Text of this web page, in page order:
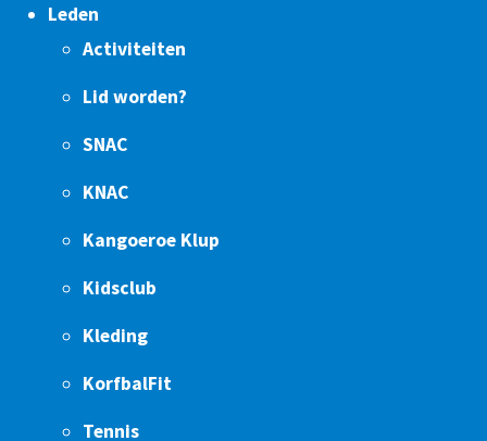
Leden
Activiteiten
Lid worden?
SNAC
KNAC
Kangoeroe Klup
Kidsclub
Kleding
KorfbalFit
Tennis